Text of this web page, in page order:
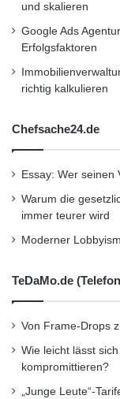
und skalieren
Google Ads
Erfolgsfaktoren
richtig kalkulieren
Chefsache24.de
Essay: Wer seinen
Warum die
immer teurer wird
Moderner
TeDaMo.de
Von Frame-Drops
Wie leicht lässt
kompromittieren?
„Junge Leute“-